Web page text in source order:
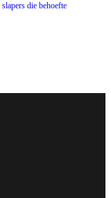
die behoefte